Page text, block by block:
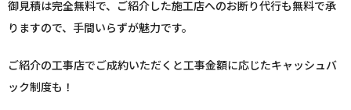
御見積は完全無料で、ご紹介した施工店へのお断り代行も無料で承
りますので、手間いらずが魅力です。
ご紹介の工事店でご成約いただくと工事金額に応じたキャッシュバ
ック制度も！